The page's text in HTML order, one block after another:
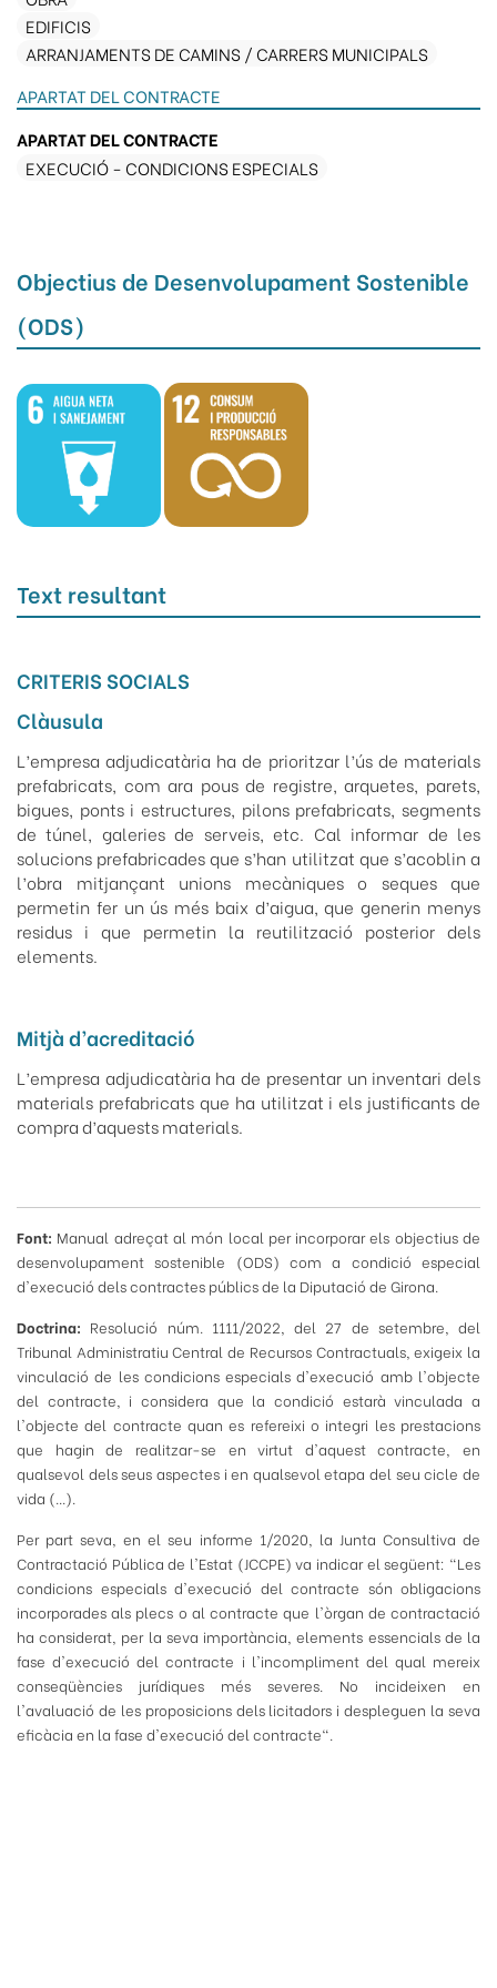
EDIFICIS
ARRANJAMENTS DE CAMINS / CARRERS MUNICIPALS
APARTAT DEL CONTRACTE
APARTAT DEL CONTRACTE
EXECUCIÓ - CONDICIONS ESPECIALS
Objectius de Desenvolupament Sostenible
(ODS)
Text resultant
CRITERIS SOCIALS
Clàusula
L’empresa adjudicatària ha de prioritzar l’ús de materials
prefabricats, com ara pous de registre, arquetes, parets,
bigues, ponts i estructures, pilons prefabricats, segments
de túnel, galeries de serveis, etc. Cal informar de les
solucions prefabricades que s’han utilitzat que s’acoblin a
l’obra mitjançant unions mecàniques o seques que
permetin fer un ús més baix d’aigua, que generin menys
residus i que permetin la reutilització posterior dels
elements.
Mitjà d’acreditació
L’empresa adjudicatària ha de presentar un inventari dels
materials prefabricats que ha utilitzat i els justificants de
compra d’aquests materials.
Font: Manual adreçat al món local per incorporar els objectius de
desenvolupament sostenible (ODS) com a condició especial
d'execució dels contractes públics de la Diputació de Girona.
Doctrina: Resolució núm. 1111/2022, del 27 de setembre, del
Tribunal Administratiu Central de Recursos Contractuals, exigeix la
vinculació de les condicions especials d'execució amb l'objecte
del contracte, i considera que la condició estarà vinculada a
l'objecte del contracte quan es refereixi o integri les prestacions
que hagin de realitzar-se en virtut d'aquest contracte, en
qualsevol dels seus aspectes i en qualsevol etapa del seu cicle de
vida (...).
Per part seva, en el seu informe 1/2020, la Junta Consultiva de
Contractació Pública de l'Estat (JCCPE) va indicar el següent: "Les
condicions especials d'execució del contracte són obligacions
incorporades als plecs o al contracte que l'òrgan de contractació
ha considerat, per la seva importància, elements essencials de la
fase d'execució del contracte i l'incompliment del qual mereix
conseqüències jurídiques més severes. No incideixen en
l'avaluació de les proposicions dels licitadors i despleguen la seva
eficàcia en la fase d'execució del contracte".